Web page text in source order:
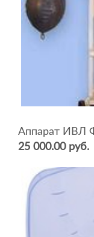
Аппарат ИВЛ
25 000.00 руб.